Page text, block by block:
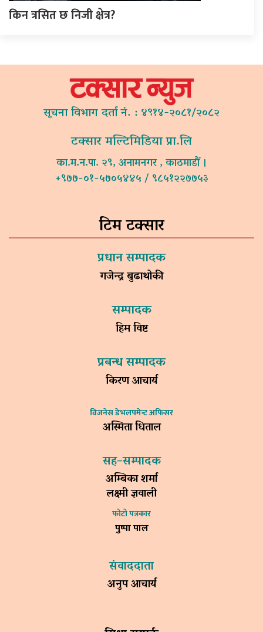
किन त्रसित छ निजी क्षेत्र?
सूचना विभाग दर्ता नं. : ४९१४-२०८१/२०८२
टक्सार मल्टिमिडिया प्रा.लि
का.म.न.पा. २९, अनामनगर , काठमाडौं ।
+९७७-०१-५७०५४४५ / ९८५१२२७७५३
टिम टक्सार
प्रधान सम्पादक
गजेन्द्र बुढाथोकी
सम्पादक
हिम विष्ट
प्रबन्ध सम्पादक
किरण आचार्य
विजनेस डेभलपमेन्ट अफिसर
अस्मिता धिताल
सह–सम्पादक
अम्बिका शर्मा
लक्ष्मी ज्ञवाली
फोटो पत्रकार
पुष्पा पाल
संवाददाता
अनुप आचार्य